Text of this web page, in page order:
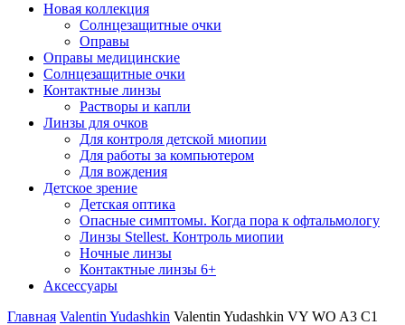
Новая коллекция
Солнцезащитные очки
Оправы
Оправы медицинские
Солнцезащитные очки
Контактные линзы
Растворы и капли
Линзы для очков
Для контроля детской миопии
Для работы за компьютером
Для вождения
Детское зрение
Детская оптика
Опасные симптомы. Когда пора к офтальмологу
Линзы Stellest. Контроль миопии
Ночные линзы
Контактные линзы 6+
Аксессуары
Главная Valentin Yudashkin Valentin Yudashkin VY WO A3 C1